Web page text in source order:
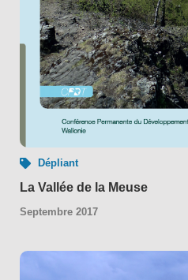
Dépliant
La Vallée de la Meuse
Septembre 2017